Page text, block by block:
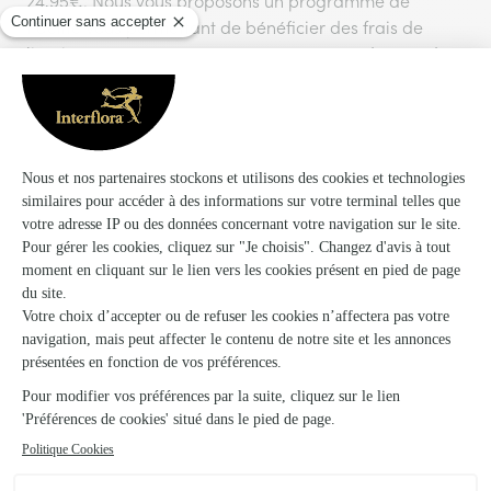
fidélité vous permettant de bénéficier des frais de
livraison GRATUITS sur toutes vos commandes pendant
1 an à compter de votre date d'adhésion.
Livraison aujourd'hui, pour toute commande passée
avant 17h00.
Vous aimerez aussi
Encore plus d'idées pour faire plaisir